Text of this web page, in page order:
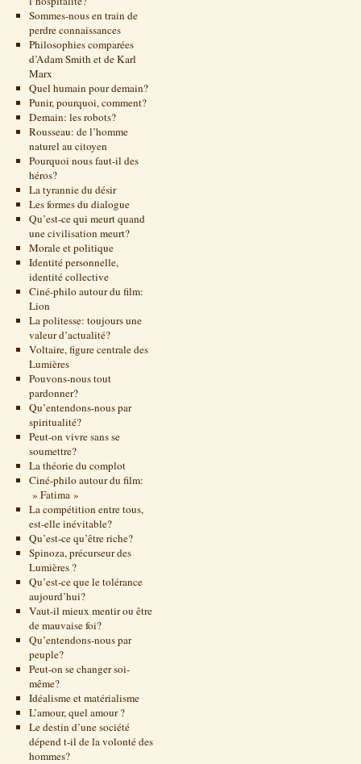
Sommes-nous en train de
perdre connaissances
Philosophies comparées
d’Adam Smith et de Karl
Marx
Quel humain pour demain?
Punir, pourquoi, comment?
Demain: les robots?
Rousseau: de l’homme
naturel au citoyen
Pourquoi nous faut-il des
héros?
La tyrannie du désir
Les formes du dialogue
Qu’est-ce qui meurt quand
une civilisation meurt?
Morale et politique
Identité personnelle,
identité collective
Ciné-philo autour du film:
Lion
La politesse: toujours une
valeur d’actualité?
Voltaire, figure centrale des
Lumières
Pouvons-nous tout
pardonner?
Qu’entendons-nous par
spiritualité?
Peut-on vivre sans se
soumettre?
La théorie du complot
Ciné-philo autour du film:
» Fatima »
La compétition entre tous,
est-elle inévitable?
Qu’est-ce qu’être riche?
Spinoza, précurseur des
Lumières ?
Qu’est-ce que le tolérance
aujourd’hui?
Vaut-il mieux mentir ou être
de mauvaise foi?
Qu’entendons-nous par
peuple?
Peut-on se changer soi-
même?
Idéalisme et matérialisme
L’amour, quel amour ?
Le destin d’une société
dépend t-il de la volonté des
hommes?